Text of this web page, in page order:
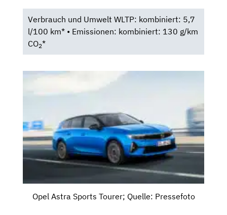
Verbrauch und Umwelt WLTP: kombiniert: 5,7
l/100 km* • Emissionen: kombiniert: 130 g/km
CO2*
Opel Astra Sports Tourer; Quelle: Pressefoto